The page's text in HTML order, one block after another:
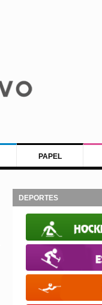
PAPEL
DEPORTES